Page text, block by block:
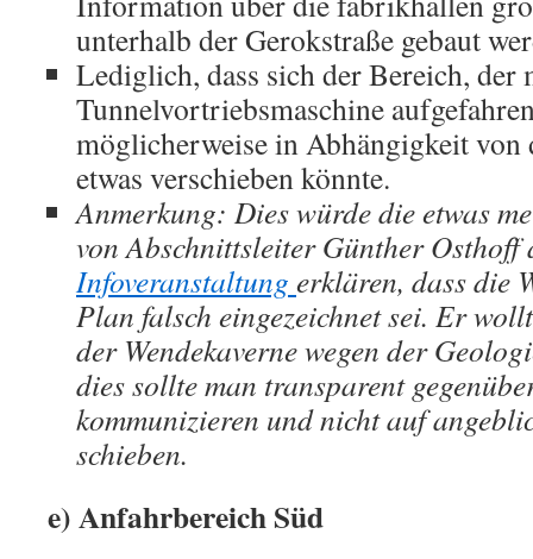
unterhalb der Gerokstraße gebaut
Lediglich, dass sich der Bereich, der
Tunnelvortriebsmaschine
möglicherweise in Abhängigkeit von
etwas verschieben könnte.
Anmerkung: Dies würde die etwas
von Abschnittsleiter Günther
Infoveranstaltung erklären, dass die
Plan falsch eingezeichnet sei. Er
der Wendekaverne wegen der
dies sollte man transparent
kommunizieren und nicht auf
schieben.
e) Anfahrbereich Süd